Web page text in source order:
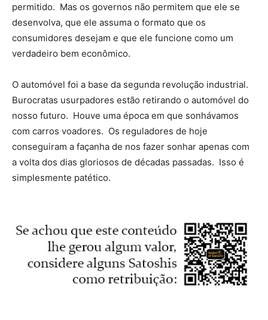
permitido. Mas os governos não permitem que ele se
desenvolva, que ele assuma o formato que os
consumidores desejam e que ele funcione como um
verdadeiro bem econômico.
O automóvel foi a base da segunda revolução industrial.
Burocratas usurpadores estão retirando o automóvel do
nosso futuro. Houve uma época em que sonhávamos
com carros voadores. Os reguladores de hoje
conseguiram a façanha de nos fazer sonhar apenas com
a volta dos dias gloriosos de décadas passadas. Isso é
simplesmente patético.